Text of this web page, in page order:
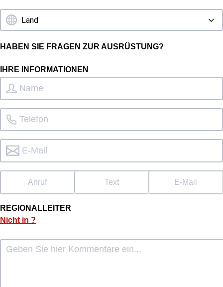
HABEN SIE FRAGEN ZUR AUSRÜSTUNG?
IHRE INFORMATIONEN
Anruf Text E-Mail
REGIONALLEITER
Nicht in ?